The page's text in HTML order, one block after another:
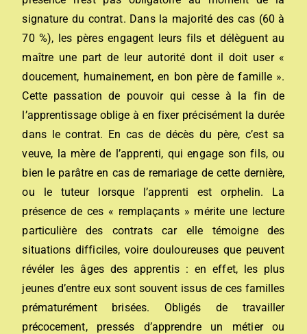
signature du contrat. Dans la majorité des cas (60 à
70 %), les pères engagent leurs fils et délèguent au
maître une part de leur autorité dont il doit user «
doucement, humainement, en bon père de famille ».
Cette passation de pouvoir qui cesse à la fin de
l’apprentissage oblige à en fixer précisément la durée
dans le contrat. En cas de décès du père, c’est sa
veuve, la mère de l’apprenti, qui engage son fils, ou
bien le parâtre en cas de remariage de cette dernière,
ou le tuteur lorsque l’apprenti est orphelin. La
présence de ces « remplaçants » mérite une lecture
particulière des contrats car elle témoigne des
situations difficiles, voire douloureuses que peuvent
révéler les âges des apprentis : en effet, les plus
jeunes d’entre eux sont souvent issus de ces familles
prématurément brisées. Obligés de travailler
précocement, pressés d’apprendre un métier ou